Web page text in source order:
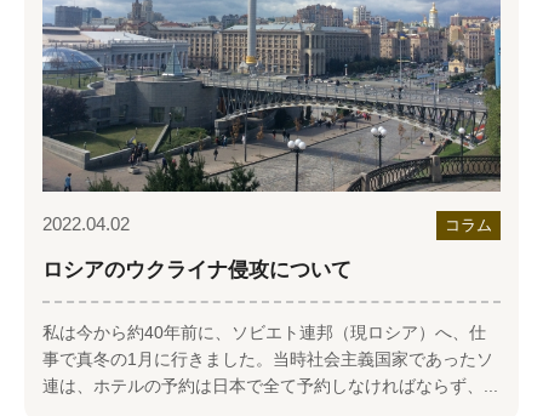
2022.04.02 コラム
ロシアのウクライナ侵攻について
私は今から約40年前に、ソビエト連邦（現ロシア）へ、仕
事で真冬の1月に行きました。当時社会主義国家であったソ
連は、ホテルの予約は日本で全て予約しなければならず、...